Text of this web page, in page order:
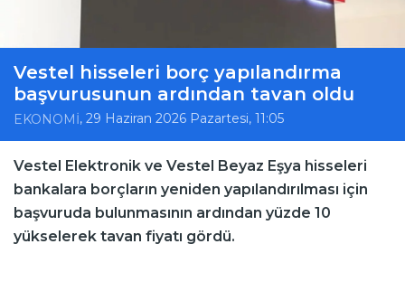
Vestel hisseleri borç yapılandırma
başvurusunun ardından tavan oldu
EKONOMİ, 29 Haziran 2026 Pazartesi, 11:05
Vestel Elektronik ve Vestel Beyaz Eşya hisseleri
bankalara borçların yeniden yapılandırılması için
başvuruda bulunmasının ardından yüzde 10
yükselerek tavan fiyatı gördü.